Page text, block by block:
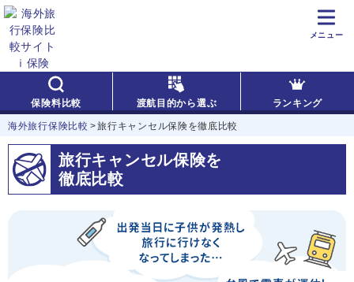
メニュー
保険料比較 渡航目的から選ぶ ランキング
海外旅行保険比較 旅行キャンセル保険を徹底比較
旅行キャンセル保険を
徹底比較